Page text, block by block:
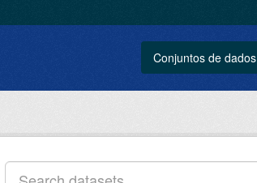
Conjuntos de dados